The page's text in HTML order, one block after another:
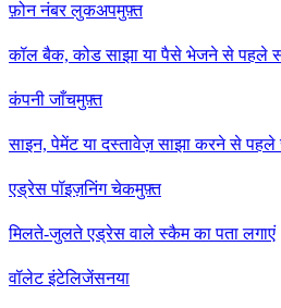
फ़ोन नंबर लुकअपमुफ़्त
कॉल बैक, कोड साझा या पैसे भेजने से पहले
कंपनी जाँचमुफ़्त
साइन, पेमेंट या दस्तावेज़ साझा करने से
एड्रेस पॉइज़निंग चेकमुफ़्त
मिलते-जुलते एड्रेस वाले स्कैम का पता लगाएं
वॉलेट इंटेलिजेंसनया